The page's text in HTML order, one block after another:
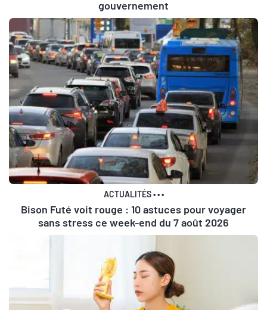
gouvernement
ACTUALITÉS•••
Bison Futé voit rouge : 10 astuces pour voyager
sans stress ce week-end du 7 août 2026